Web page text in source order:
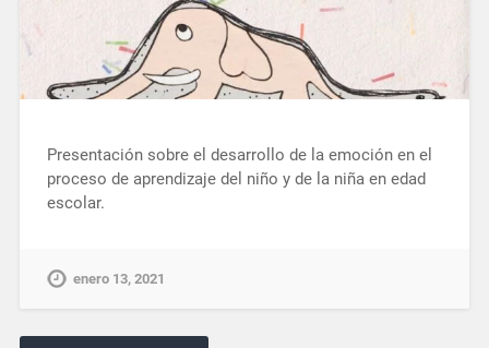
Presentación sobre el desarrollo de la emoción en el
proceso de aprendizaje del niño y de la niña en edad
escolar.
enero 13, 2021